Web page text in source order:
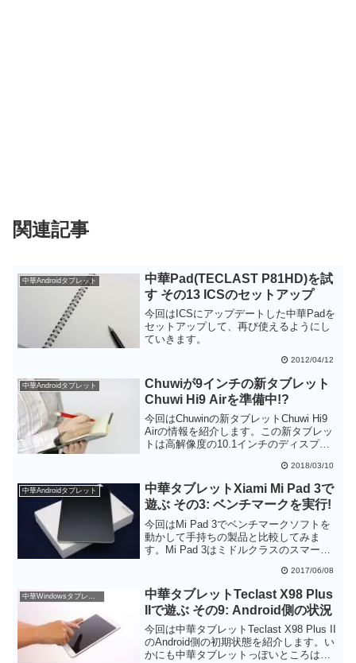
関連記事
中華Androidタブレット
中華Pad(TECLAST P81HD)を試
す その13 ICSのセットアップ
今回はICSにアップデートした中華Padを
セットアップして、再び使えるようにし
ていきます。
2012/04/12
中華Androidタブレット
Chuwiが9インチの新タブレット
Chuwi Hi9 Airを準備中!?
今回はChuwinの新タブレットChuwi Hi9
Airの情報を紹介します。この新タブレッ
トは高解像度の10.1インチのディスプレ
搭載し、どこでも快適にゲームができる
狙いのようです。写真等の詳細な情報が
公開されるのが楽しみな製品だと思いま
す。
2018/03/10
中華Androidタブレット
中華タブレットXiami Mi Pad 3で
遊ぶ その3: ベンチマークを実行!
今回はMi Pad 3でベンチマークソフトを
動かして手持ちの製品と比較してみま
す。Mi Pad 3はミドルクラスのスマート
のタブレット比べると明らかにスコアが
高くなります。Atom搭載のタブレットと
異なり、OSがAndoridに限定されてしま
いますが、動作は軽快で発熱量が少ない
のは使用感として満足度が高いです。
2017/06/08
中華タブレットTeclast X98 Plus
IIで遊ぶ その9: Android側の状況
今回は中華タブレットTeclast X98 Plus II
のAndroid側の初期状態を紹介します。い
かにも中華タブレットっぽいところはい